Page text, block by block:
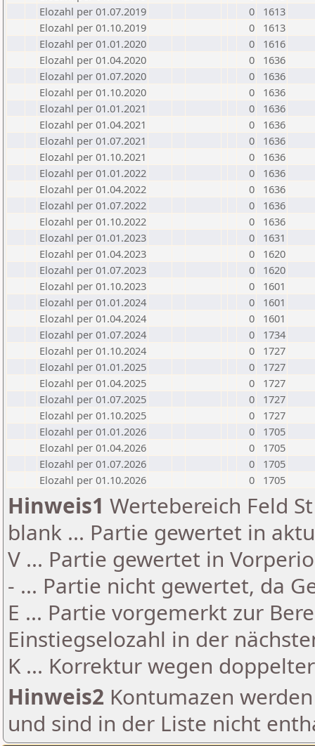
Elozahl per 01.07.2019
0
1613
Elozahl per 01.10.2019
0
1613
Elozahl per 01.01.2020
0
1616
Elozahl per 01.04.2020
0
1636
Elozahl per 01.07.2020
0
1636
Elozahl per 01.10.2020
0
1636
Elozahl per 01.01.2021
0
1636
Elozahl per 01.04.2021
0
1636
Elozahl per 01.07.2021
0
1636
Elozahl per 01.10.2021
0
1636
Elozahl per 01.01.2022
0
1636
Elozahl per 01.04.2022
0
1636
Elozahl per 01.07.2022
0
1636
Elozahl per 01.10.2022
0
1636
Elozahl per 01.01.2023
0
1631
Elozahl per 01.04.2023
0
1620
Elozahl per 01.07.2023
0
1620
Elozahl per 01.10.2023
0
1601
Elozahl per 01.01.2024
0
1601
Elozahl per 01.04.2024
0
1601
Elozahl per 01.07.2024
0
1734
Elozahl per 01.10.2024
0
1727
Elozahl per 01.01.2025
0
1727
Elozahl per 01.04.2025
0
1727
Elozahl per 01.07.2025
0
1727
Elozahl per 01.10.2025
0
1727
Elozahl per 01.01.2026
0
1705
Elozahl per 01.04.2026
0
1705
Elozahl per 01.07.2026
0
1705
Elozahl per 01.10.2026
0 1705
Hinweis1 Wertebereich Feld
blank ... Partie gewertet in
V ... Partie gewertet in
- ... Partie nicht gewertet, da
E ... Partie vorgemerkt zur
Einstiegselozahl in der
K ... Korrektur wegen
Hinweis2 Kontumazen
und sind in der Liste nicht